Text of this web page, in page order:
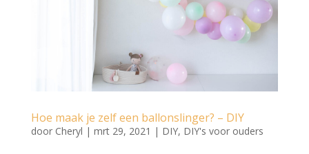
Hoe maak je zelf een ballonslinger? – DIY
door Cheryl | mrt 29, 2021 | DIY, DIY's voor ouders